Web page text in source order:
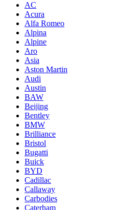
AC
Acura
Alfa Romeo
Alpina
Alpine
Aro
Asia
Aston Martin
Audi
Austin
BAW
Beijing
Bentley
BMW
Brilliance
Bristol
Bugatti
Buick
BYD
Cadillac
Callaway
Carbodies
Caterham